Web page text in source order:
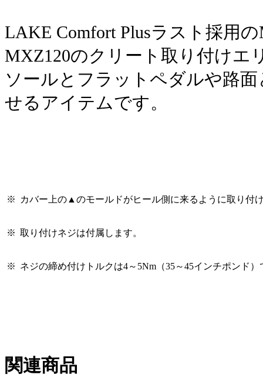
LAKE Comfort Plusラスト採用
MXZ120のクリート取り付けエ
ソールとフラットペダルや路
せるアイテムです。
※ カバー上の▲のモールドがヒール側に来るように取り付
※ 取り付けネジは付属します。
※ ネジの締め付けトルクは4～5Nm（35～45インチポンド
関連商品